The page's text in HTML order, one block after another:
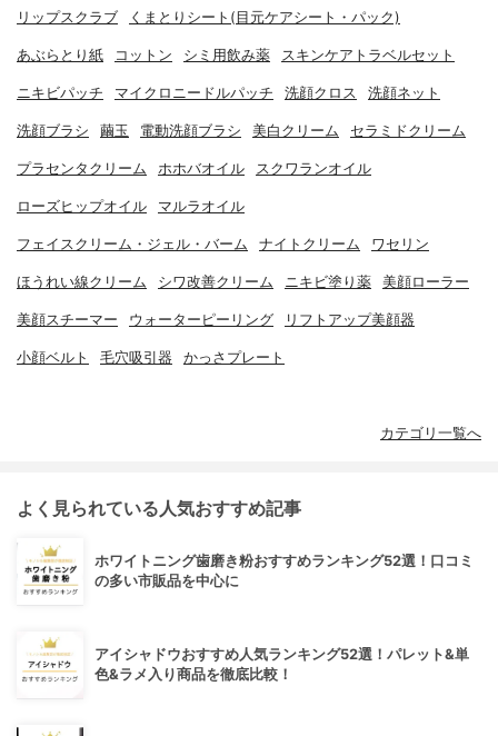
リップスクラブ くまとりシート(目元ケアシート・パック)
あぶらとり紙 コットン シミ用飲み薬 スキンケアトラベルセット
ニキビパッチ マイクロニードルパッチ 洗顔クロス 洗顔ネット
洗顔ブラシ 繭玉 電動洗顔ブラシ 美白クリーム セラミドクリーム
プラセンタクリーム ホホバオイル スクワランオイル
ローズヒップオイル マルラオイル
フェイスクリーム・ジェル・バーム ナイトクリーム ワセリン
ほうれい線クリーム シワ改善クリーム ニキビ塗り薬 美顔ローラー
美顔スチーマー ウォーターピーリング リフトアップ美顔器
小顔ベルト 毛穴吸引器 かっさプレート
カテゴリ一覧へ
よく見られている人気おすすめ記事
ホワイトニング歯磨き粉おすすめランキング52選！口コミ
の多い市販品を中心に
アイシャドウおすすめ人気ランキング52選！パレット&単
色&ラメ入り商品を徹底比較！